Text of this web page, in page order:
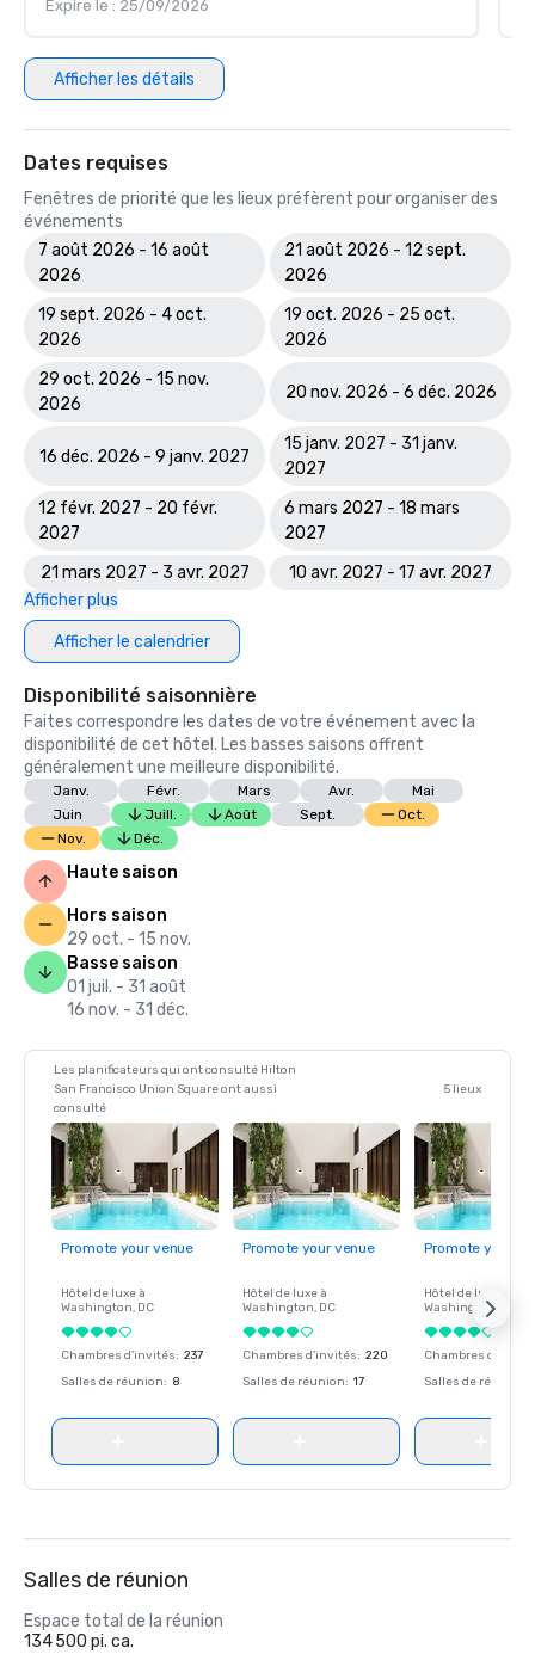
Expire le : 25/09/2026
Afficher les détails
Dates requises
Fenêtres de priorité que les lieux préfèrent pour organiser des
événements
7 août 2026 - 16 août
2026
21 août 2026 - 12 sept.
2026
19 sept. 2026 - 4 oct.
2026
19 oct. 2026 - 25 oct.
2026
29 oct. 2026 - 15 nov.
2026
20 nov. 2026 - 6 déc. 2026
16 déc. 2026 - 9 janv. 2027
15 janv. 2027 - 31 janv.
2027
12 févr. 2027 - 20 févr.
2027
6 mars 2027 - 18 mars
2027
21 mars 2027 - 3 avr. 2027
10 avr. 2027 - 17 avr. 2027
Afficher plus
Afficher le calendrier
Disponibilité saisonnière
Faites correspondre les dates de votre événement avec la
disponibilité de cet hôtel. Les basses saisons offrent
généralement une meilleure disponibilité.
Janv. Févr. Mars Avr.
Mai
Juin
Juill. Août Sept.
Oct.
Nov.
Déc.
Haute saison
Hors saison
29 oct. - 15 nov.
Basse saison
01 juil. - 31 août
16 nov. - 31 déc.
Les planificateurs qui ont consulté Hilton
San Francisco Union Square ont aussi
consulté
5 lieux
Promote your venue
Hôtel de luxe à
Washington, DC
Chambres d'invités: 237
Salles de réunion: 8
Promote your venue
Hôtel de luxe à
Washington, DC
Chambres d'invités: 220
Salles de réunion: 17
Promote your
Hôtel de luxe à
Washington
Chambres
Salles de réunion
Salles de réunion
Espace total de la réunion
134 500 pi. ca.